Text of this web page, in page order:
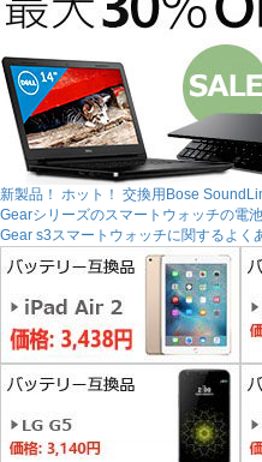
新製品！ ホット！ 交換用Bose
Gearシリーズのスマートウォッチの電
Gear s3スマートウォッチに関するよく